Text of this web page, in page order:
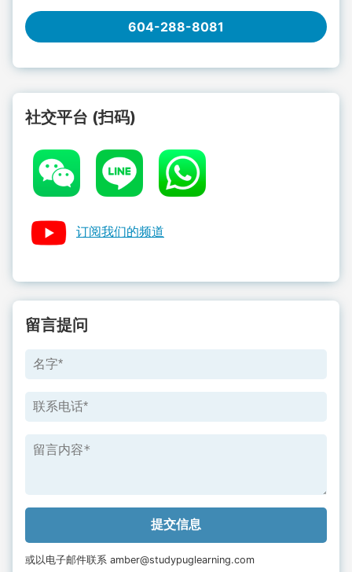
604-288-8081
社交平台 (扫码)
订阅我们的频道
留言提问
或以电子邮件联系 amber@studypuglearning.com